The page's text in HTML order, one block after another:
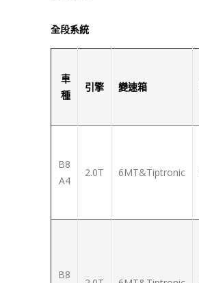
全段系統
車
種
引擎 變速箱
B8
A4
2.0T 6MT&Tiptronic
B8